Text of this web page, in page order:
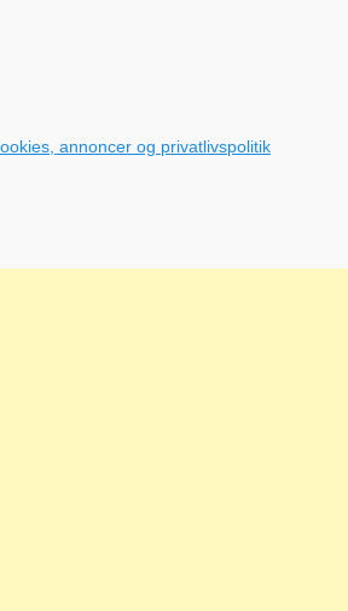
annoncer og privatlivspolitik